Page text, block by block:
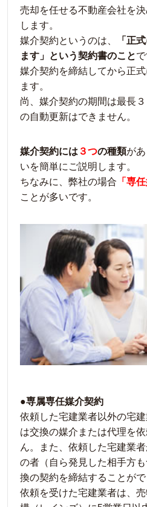
売却を任せる不動産会社を決
します。
媒介契約というのは、
「正
ます」という契約書のことで
媒介契約を締結してから正
ます。
尚、媒介契約の期間は最長
の自動更新はできません。
媒介契約には ３つの種類が
いを簡単にご説明します。
ちなみに、弊社の場合 「専
ことが多いです。
●専属専任媒介契約
依頼した宅建業者以外の宅
は交換の媒介または代理を
ん。また、依頼した宅建業
の者（自ら発見した相手方
換の契約を締結することがで
依頼を受けた宅建業者は、